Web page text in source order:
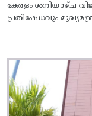
കേരളം ശനിയാഴ്ച
പ്രതിഷേധവും